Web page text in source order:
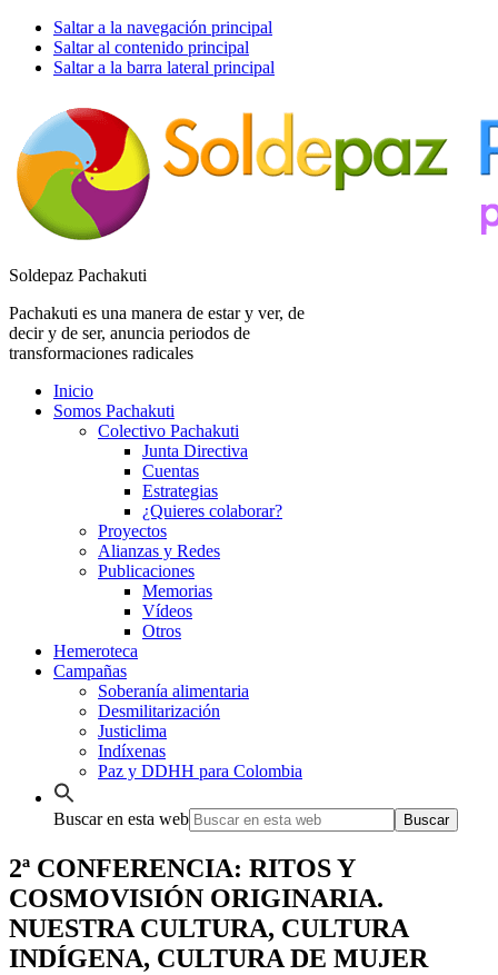
Saltar a la navegación principal
Saltar al contenido principal
Saltar a la barra lateral principal
Soldepaz Pachakuti
Pachakuti es una manera de estar y ver, de
decir y de ser, anuncia periodos de
transformaciones radicales
Inicio
Somos Pachakuti
Colectivo Pachakuti
Junta Directiva
Cuentas
Estrategias
¿Quieres colaborar?
Proyectos
Alianzas y Redes
Publicaciones
Memorias
Vídeos
Otros
Hemeroteca
Campañas
Soberanía alimentaria
Desmilitarización
Justiclima
Indíxenas
Paz y DDHH para Colombia
Buscar en esta web
2ª CONFERENCIA: RITOS Y
COSMOVISIÓN ORIGINARIA.
NUESTRA CULTURA, CULTURA
INDÍGENA, CULTURA DE MUJER